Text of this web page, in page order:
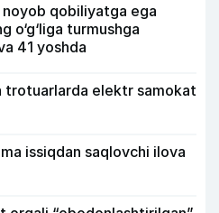
qobiliyatga ega
o‘g‘liga turmushga
41 yoshda
trotuarlarda elektr samokat
issiqdan saqlovchi ilova